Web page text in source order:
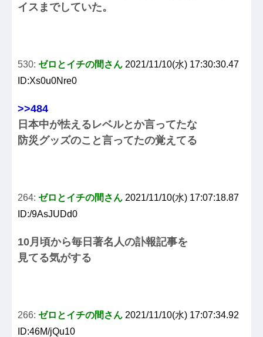
イスまでしていた。
530: ゼロとイチの間さん 2021/11/10(水) 17:30:30.47
ID:Xs0u0Nre0
>>484
日本中が怯えるレベルとか言ってたな
防災グッズのこと言ってたの覚えてる
264: ゼロとイチの間さん 2021/11/10(水) 17:07:18.87
ID:/9AsJUDd0
10月頃から毎日著名人の訃報記事を
見てる気がする
266: ゼロとイチの間さん 2021/11/10(水) 17:07:34.92
ID:46M/jQu10